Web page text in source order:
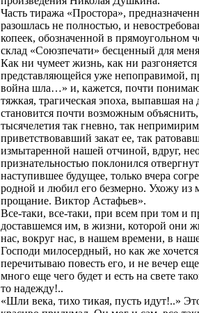
Часть тиража «Простора»,
разошлась не полностью, и
копеек, обозначенной в прямоугольном
склад «Союзпечати» бесценный для
Как ни чумеет жизнь, как ни
представляющейся уже непоправимой,
война шла…» и, кажется, почти
тяжкая, трагическая эпоха, выпавшая
становится почти возможным
тысячелетия так гневно, так
приветствовавший закат ее, так
измытаренной нашей отчиной, вдруг,
признательностью поклонился
наступившее будущее, только вчера
родной и любил его безмерно. Ухожу из
прощание. Виктор Астафьев».
Все-таки, все-таки, при всем при том и
доставшемся им, в жизни, которой они
нас, вокруг нас, в нашем времени, в
Господи милосердный, но как же
перечитываю повесть его, и не вечер
много еще чего будет и есть на свете
то надежду!..
«Шли века, тихо тикая, пусть идут!..»